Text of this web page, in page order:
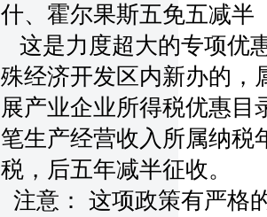
什、霍尔果斯五免五减半
这是力度超大的专项优
殊经济开发区内新办的，
展产业企业所得税优惠目
笔生产经营收入所属纳税
税，后五年减半征收。
注意： 这项政策有严格